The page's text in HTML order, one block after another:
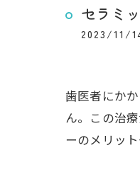
セラミ
2023/11/
歯医者にか
ん。この治
ーのメリッ